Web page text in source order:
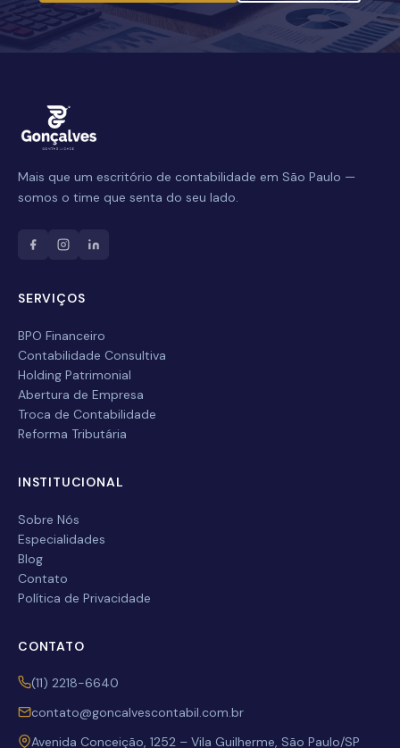
Nome Completo
E-mail
Celular / WhatsApp
Empresa
Serviço desejado
Mais que um escritório de contabilidade em São Paulo —
somos o time que senta do seu lado.
SERVIÇOS
BPO Financeiro
Contabilidade Consultiva
Holding Patrimonial
Abertura de Empresa
Troca de Contabilidade
Reforma Tributária
INSTITUCIONAL
Sobre Nós
Especialidades
Blog
Contato
Política de Privacidade
CONTATO
(11) 2218-6640
contato@goncalvescontabil.com.br
Avenida Conceição, 1252 – Vila Guilherme, São Paulo/SP